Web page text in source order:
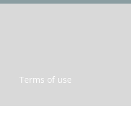
Terms of use